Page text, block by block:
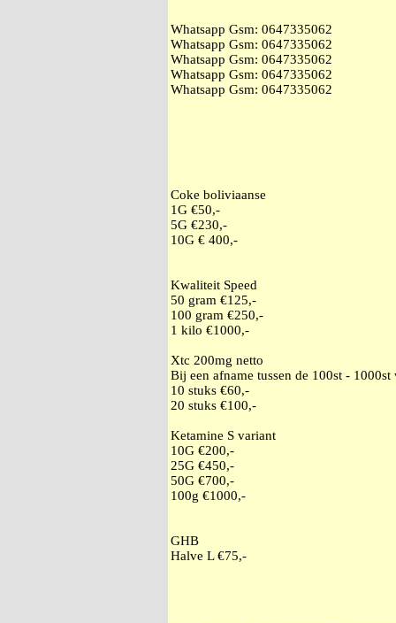
Whatsapp Gsm: ‭0647335062
Whatsapp Gsm: ‭0647335062
Whatsapp Gsm: ‭0647335062
Whatsapp Gsm: ‭0647335062
Whatsapp Gsm: ‭0647335062
Coke boliviaanse
1G €50,-
5G €230,-
10G € 400,-
Kwaliteit Speed
50 gram €125,-
100 gram €250,-
1 kilo €1000,-
Xtc 200mg netto
Bij een afname tussen de 100st -
10 stuks €60,-
20 stuks €100,-
Ketamine S variant
10G €200,-
25G €450,-
50G €700,-
100g €1000,-
GHB
Halve L €75,-